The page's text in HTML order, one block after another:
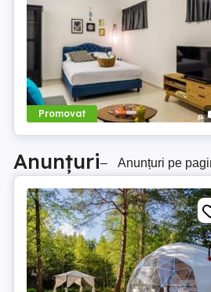
Promovat
Anunțuri– Anunțuri pe